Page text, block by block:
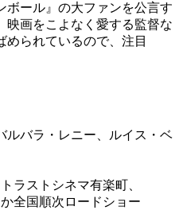
ボール』の大ファンを公言す
映画をこよなく愛する監督な
められているので、注目
ルバラ・レニー、ルイス・ベ
ラストシネマ有楽町、
全国順次ロードショー